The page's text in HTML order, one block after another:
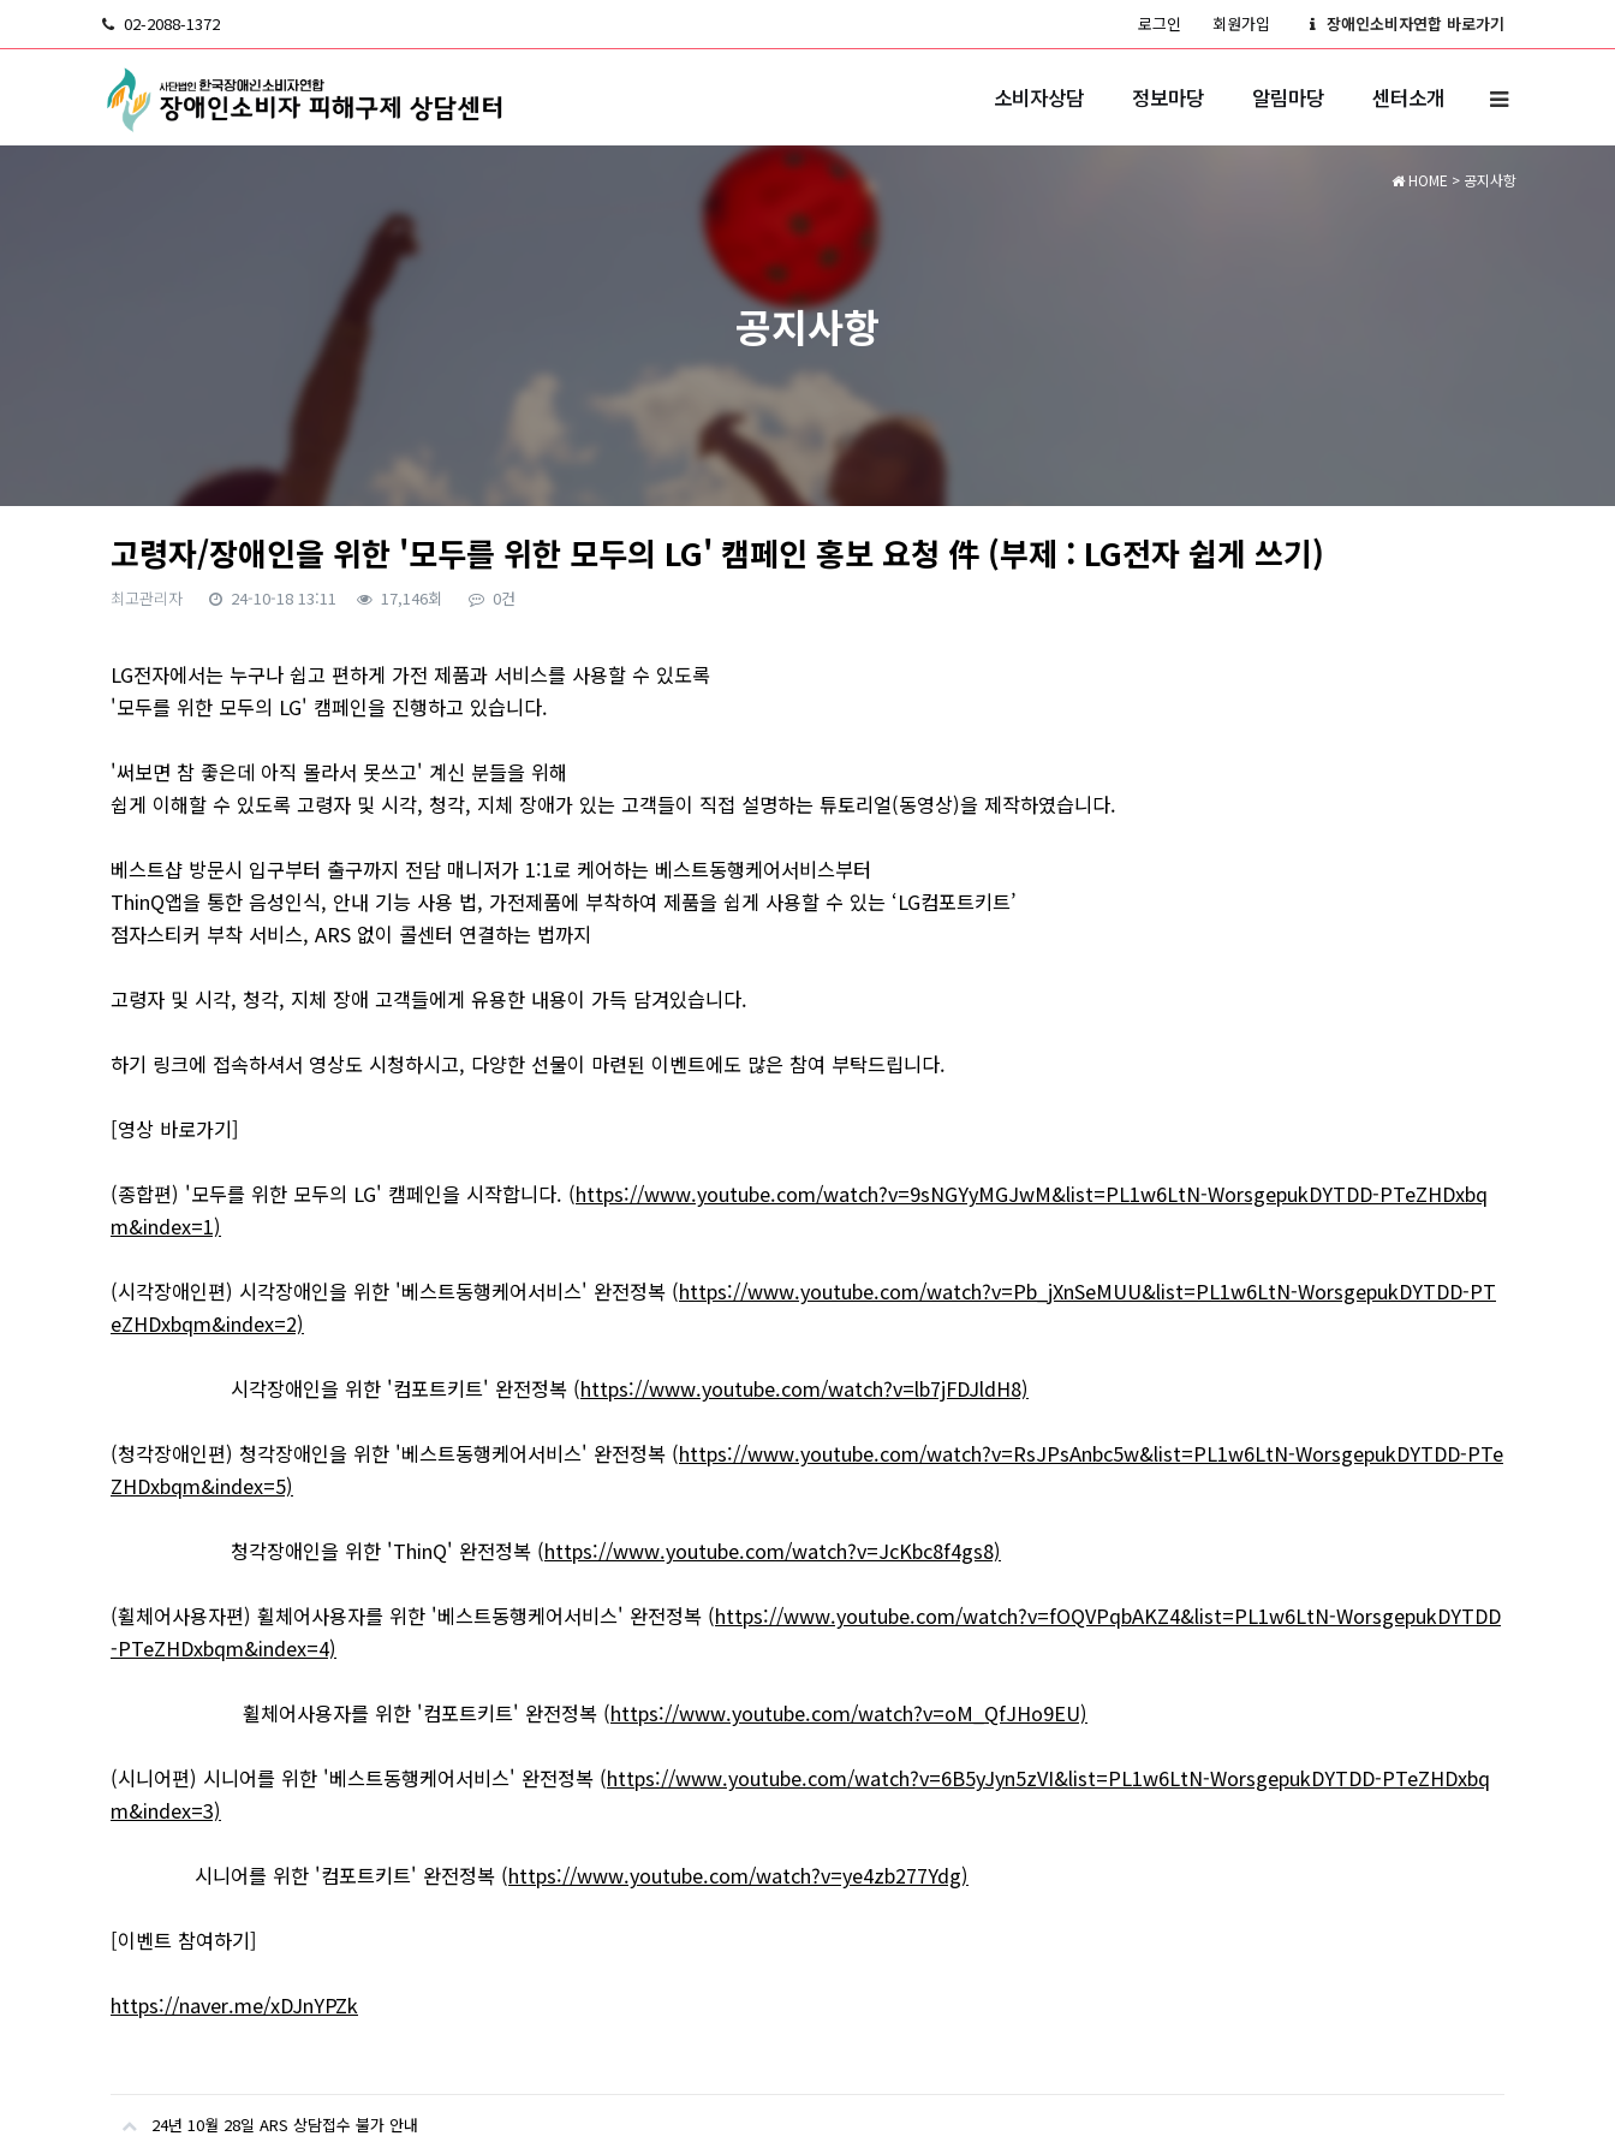
장애인소비자연합 바로가기
회원가입
로그인
02-2088-1372
소비자상담 정보마당 알림마당 센터소개
공지사항
HOME > 공지사항
고령자/장애인을 위한 '모두를 위한 모두의 LG' 캠페인 홍보 요청 件 (부제 : LG전자 쉽게 쓰기)
최고관리자 24-10-18 13:11 17,146회 0건
LG전자에서는 누구나 쉽고 편하게 가전 제품과 서비스를 사용할 수 있도록
'모두를 위한 모두의 LG' 캠페인을 진행하고 있습니다.
'써보면 참 좋은데 아직 몰라서 못쓰고' 계신 분들을 위해
쉽게 이해할 수 있도록 고령자 및 시각, 청각, 지체 장애가 있는 고객들이 직접 설명하는 튜토리얼(동영상)을 제작하였습니다.
베스트샵 방문시 입구부터 출구까지 전담 매니저가 1:1로 케어하는 베스트동행케어서비스부터
ThinQ앱을 통한 음성인식, 안내 기능 사용 법, 가전제품에 부착하여 제품을 쉽게 사용할 수 있는 ‘LG컴포트키트’
점자스티커 부착 서비스, ARS 없이 콜센터 연결하는 법까지
고령자 및 시각, 청각, 지체 장애 고객들에게 유용한 내용이 가득 담겨있습니다.
하기 링크에 접속하셔서 영상도 시청하시고, 다양한 선물이 마련된 이벤트에도 많은 참여 부탁드립니다.
[영상 바로가기]
(종합편) '모두를 위한 모두의 LG' 캠페인을 시작합니다. (https://www.youtube.com/watch?v=9sNGYyMGJwM&list=PL1w6LtN-WorsgepukDYTDD-PTeZHDxbq
m&index=1)
(시각장애인편) 시각장애인을 위한 '베스트동행케어서비스' 완전정복 (https://www.youtube.com/watch?v=Pb_jXnSeMUU&list=PL1w6LtN-WorsgepukDYTDD-PT
eZHDxbqm&index=2)
시각장애인을 위한 '컴포트키트' 완전정복 (https://www.youtube.com/watch?v=lb7jFDJldH8)
(청각장애인편) 청각장애인을 위한 '베스트동행케어서비스' 완전정복 (https://www.youtube.com/watch?v=RsJPsAnbc5w&list=PL1w6LtN-WorsgepukDYTDD-PTe
ZHDxbqm&index=5)
청각장애인을 위한 'ThinQ' 완전정복 (https://www.youtube.com/watch?v=JcKbc8f4gs8)
(휠체어사용자편) 휠체어사용자를 위한 '베스트동행케어서비스' 완전정복 (https://www.youtube.com/watch?v=fOQVPqbAKZ4&list=PL1w6LtN-WorsgepukDYTDD
-PTeZHDxbqm&index=4)
휠체어사용자를 위한 '컴포트키트' 완전정복 (https://www.youtube.com/watch?v=oM_QfJHo9EU)
(시니어편) 시니어를 위한 '베스트동행케어서비스' 완전정복 (https://www.youtube.com/watch?v=6B5yJyn5zVI&list=PL1w6LtN-WorsgepukDYTDD-PTeZHDxbq
m&index=3)
시니어를 위한 '컴포트키트' 완전정복 (https://www.youtube.com/watch?v=ye4zb277Ydg)
[이벤트 참여하기]
https://naver.me/xDJnYPZk
24년 10월 28일 ARS 상담접수 불가 안내